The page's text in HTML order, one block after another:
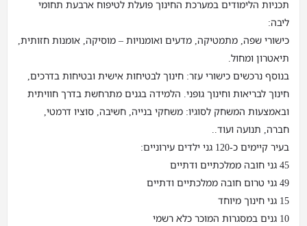
תכניות הלימודים במערכת החינוך פועלת לטיפוח ארבעת תחומי
ליבה:
כישורי שפה, מתמטיקה, מדעים ואומנויות – מוסיקה, אומנות חזותית,
תיאטרון ומחול.
בנוסף נרכשים כישורי עזר: חינוך לבטיחות אישית ובטיחות בדרכים,
חינוך לבריאות וחינוך גופני. הלמידה בגנים מתרחשת בדרך חוויתית
ובאמצעות המשחק לסוגיו: משחקי בנייה, חשיבה, סוציו דרמטי,
חברה, תנועה ועוד..
בעיר קיימים כ-120 גני ילדים עירוניים:
45 גני חובה ממלכתיים ודתיים
49 גני טרום חובה ממלכתיים ודתיים
15 גני חינוך מיוחד
10 גנים במסגרות המוכר כלא רשמי